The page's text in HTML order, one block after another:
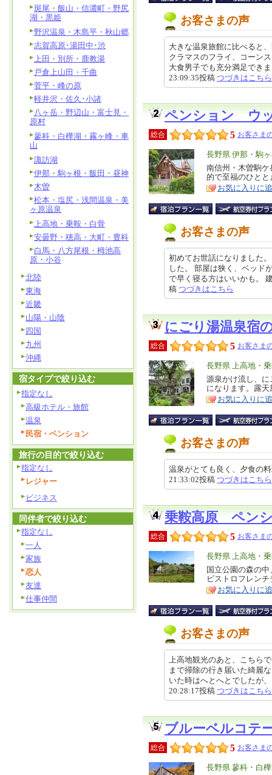
お客さまの声
大きな温泉旅館に比べると
クラマスのフライ、コーン
大食男子でも充分満足でき
23:09:35投稿 つづきはこちら
ペンション ウ
総合 5 お客さま
エ
リ
ア
長野県 伊那・駒
特
徴
南信州・木曽駒
的で至福のひとと
お気に入りに
お客さまの声
初めてお世話になりました
した。 部屋は狭く、ベッド
で早く寝る方はいいかも。
稿 つづきはこちら
にごり湯温泉宿
総合 5 お客さま
エ
リ
ア
長野県 上高地・
特
徴
源泉かけ流し、
になります。露
お気に入りに
お客さまの声
温泉がとても良く、夕食の
21:33:02投稿 つづきはこちら
乗鞍高原 ペン
総合 5 お客さま
エ
リ
ア
長野県 上高地・
特
徴
国立公園の森の
ビストロフレンチ
お気に入りに
お客さまの声
上高地観光のあと、こちら
まで掃除の行き届いた綺麗
いた時はへとへとでしたが
20:28:17投稿 つづきはこちら
ブルーベルコテ
総合 5 お客さま
エ
長野県 蓼科・白
斑尾・飯山・信濃町・野尻
湖・黒姫
野沢温泉・木島平・秋山郷
志賀高原･湯田中･渋
上田・別所・鹿教湯
戸倉上山田・千曲
菅平・峰の原
軽井沢・佐久･小諸
八ヶ岳・野辺山・富士見・
原村
蓼科・白樺湖・霧ヶ峰・車
山
諏訪湖
伊那・駒ヶ根・飯田・昼神
木曽
松本・塩尻・浅間温泉・美
ヶ原温泉
上高地・乗鞍・白骨
安曇野・穂高・大町・豊科
白馬・八方尾根・栂池高
原・小谷
北陸
東海
近畿
山陽・山陰
四国
九州
沖縄
宿タイプで絞り込む
指定なし
高級ホテル・旅館
温泉
民宿・ペンション
旅行の目的で絞り込む
指定なし
レジャー
ビジネス
同伴者で絞り込む
指定なし
一人
家族
恋人
友達
仕事仲間